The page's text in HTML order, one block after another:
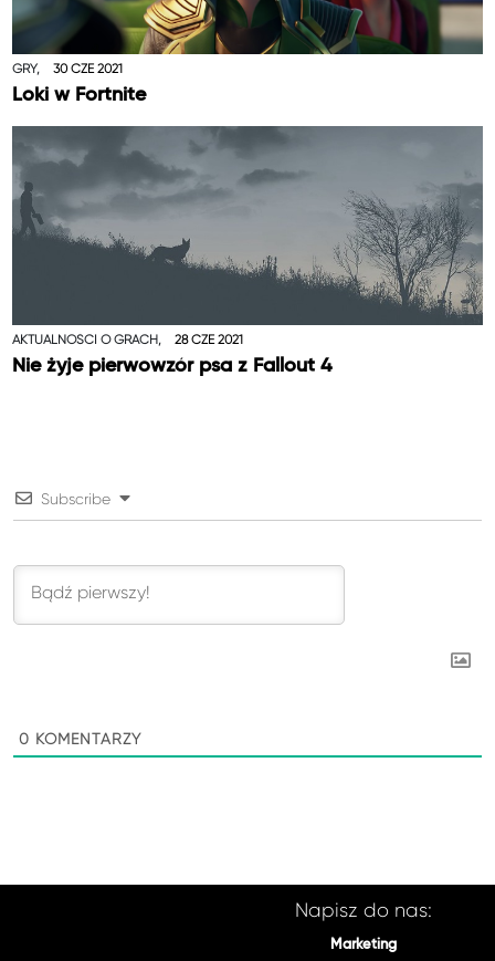
GRY, 30 CZE 2021
Loki w Fortnite
AKTUALNOŚCI O GRACH, 28 CZE 2021
Nie żyje pierwowzór psa z Fallout 4
Subscribe
0 KOMENTARZY
Napisz do nas:
Marketing